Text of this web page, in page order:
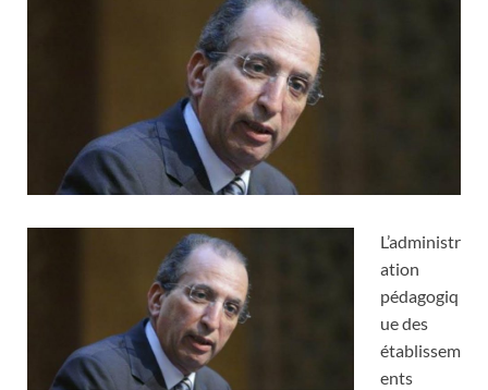
L’administr
ation
pédagogiq
ue des
établissem
ents